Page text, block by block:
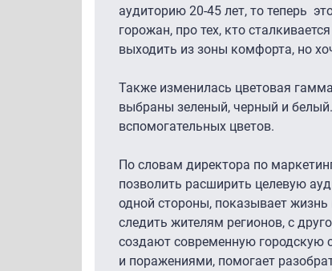
аудиторию 20-45 лет, то теперь
горожан, про тех, кто
выходить из зоны комфорта, но
Также изменилась цветовая
выбраны зеленый, черный и
вспомогательных цветов.
По словам директора по
позволить расширить целевую
одной стороны, показывает жизнь
следить жителям регионов, с
создают современную городскую
и поражениями, помогает